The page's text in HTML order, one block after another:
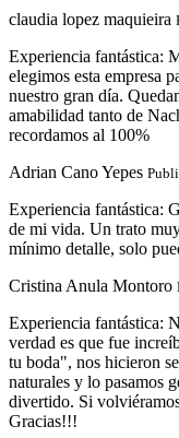
claudia lopez maquieira
Experiencia fantástica:
elegimos esta empresa
nuestro gran día.
amabilidad tanto de
recordamos al 100%
Adrian Cano Yepes
Experiencia fantástica:
de mi vida. Un trato
mínimo detalle, solo
Cristina Anula Montoro
Experiencia fantástica:
verdad es que fue
tu boda", nos hicieron
naturales y lo pasamos
divertido. Si
Gracias!!!